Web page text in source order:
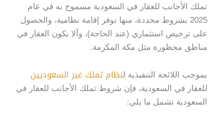
تملك الأجانب للعقار في السعودية مسموح به في عام
2025 بشروط محددة، منها توفر إقامة نظامية، والحصول
على ترخيص استثماري (عند الحاجة)، وألا يكون العقار في
مناطق محظورة مثل مكة المكرمة.
بموجب اللائحة التنفيذية لنظام تملك غير السعوديين
للعقار في السعودية، فإن شروط تملك الأجانب للعقار في
السعودية تشمل ما يلي: